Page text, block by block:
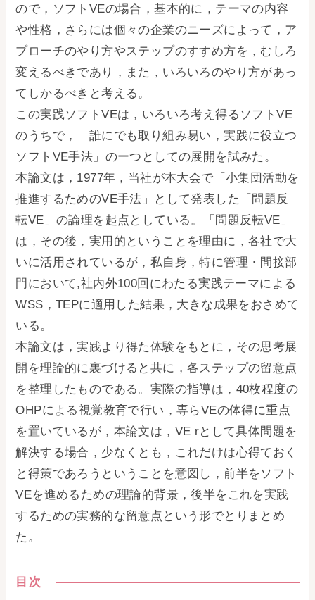
ので，ソフトVEの場合，基本的に，テーマの内容
や性格，さらには個々の企業のニーズによって，ア
プローチのやり方やステップのすすめ方を，むしろ
変えるべきであり，また，いろいろのやり方があっ
てしかるべきと考える。
この実践ソフトVEは，いろいろ考え得るソフトVE
のうちで，「誰にでも取り組み易い，実践に役立つ
ソフトVE手法」のーつとしての展開を試みた。
本論文は，1977年，当社が本大会で「小集団活動を
推進するためのVE手法」として発表した「問題反
転VE」の論理を起点としている。「問題反転VE」
は，その後，実用的ということを理由に，各社で大
いに活用されているが，私自身，特に管理・間接部
門において,社内外100回にわたる実践テーマによる
WSS，TEPに適用した結果，大きな成果をおさめて
いる。
本論文は，実践より得た体験をもとに，その思考展
開を理論的に裏づけると共に，各ステップの留意点
を整理したものである。実際の指導は，40枚程度の
OHPによる視覚教育で行い，専らVEの体得に重点
を置いているが，本論文は，VE rとして具体問題を
解決する場合，少なくとも，これだけは心得ておく
と得策であろうということを意図し，前半をソフト
VEを進めるための理論的背景，後半をこれを実践
するための実務的な留意点という形でとりまとめ
た。
目次